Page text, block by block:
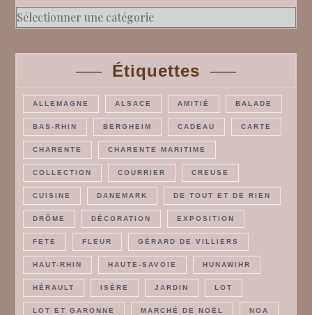
Rubriques
Étiquettes
ALLEMAGNE ALSACE AMITIÉ BALADE
BAS-RHIN BERGHEIM CADEAU CARTE
CHARENTE CHARENTE MARITIME
COLLECTION COURRIER CREUSE
CUISINE DANEMARK DE TOUT ET DE RIEN
DRÔME DÉCORATION EXPOSITION
FETE FLEUR GÉRARD DE VILLIERS
HAUT-RHIN HAUTE-SAVOIE HUNAWIHR
HÉRAULT ISÈRE JARDIN LOT
LOT ET GARONNE MARCHÉ DE NOËL NOA